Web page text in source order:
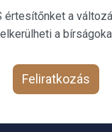
értesítőnket a
a
Feliratkozás